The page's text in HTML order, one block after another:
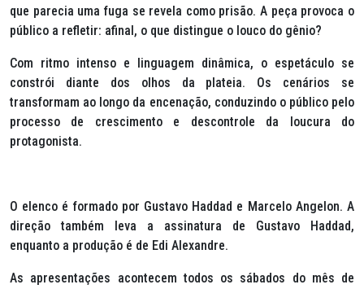
que parecia uma fuga se revela como prisão. A peça provoca o
público a refletir: afinal, o que distingue o louco do gênio?
Com ritmo intenso e linguagem dinâmica, o espetáculo se
constrói diante dos olhos da plateia. Os cenários se
transformam ao longo da encenação, conduzindo o público pelo
processo de crescimento e descontrole da loucura do
protagonista.
O elenco é formado por Gustavo Haddad e Marcelo Angelon. A
direção também leva a assinatura de Gustavo Haddad,
enquanto a produção é de Edi Alexandre.
As apresentações acontecem todos os sábados do mês de